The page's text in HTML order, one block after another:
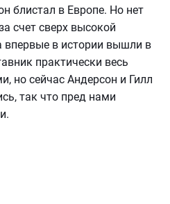
блистал в Европе. Но нет
счет сверх высокой
впервые в истории вышли в
практически весь
но сейчас Андерсон и Гилл
так что пред нами